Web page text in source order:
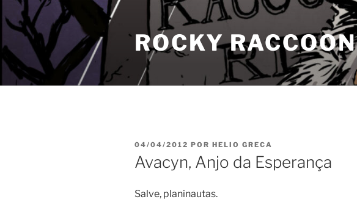
Pular
para
conteúdo
ROCKY RACCOON
PUBLICADO
EM
04/04/2012 POR HELIO GRECA
Avacyn, Anjo da Esperança
Salve, planinautas.